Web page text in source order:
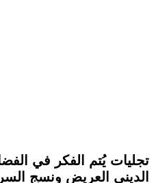
تجليات يُتم الفكر في
الديني العريض ونسج